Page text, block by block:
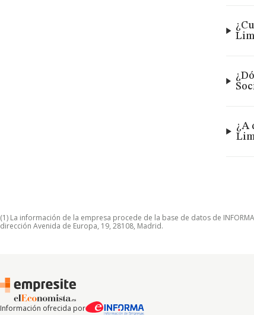
¿A
(1) La información de la empresa procede de la base de datos de
dirección Avenida de Europa, 19, 28108, Madrid.
Información ofrecida por